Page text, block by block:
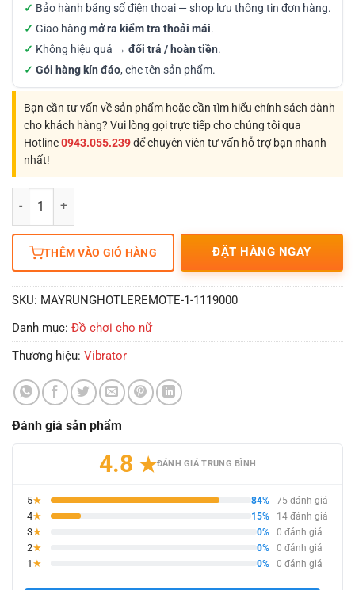
✓ Bảo hành bằng số điện thoại — shop lưu thông tin đơn hàng.
✓ Giao hàng mở ra kiểm tra thoải mái.
✓ Không hiệu quả → đổi trả / hoàn tiền.
✓ Gói hàng kín đáo, che tên sản phẩm.
Bạn cần tư vấn về sản phẩm hoặc cần tìm hiểu chính sách dành
cho khách hàng? Vui lòng gọi trực tiếp cho chúng tôi qua
Hotline0943.055.239để chuyên viên tư vấn hỗ trợ bạn nhanh
nhất!
THÊM VÀO GIỎ HÀNG ĐẶT HÀNG NGAY
SKU: MAYRUNGHOTLEREMOTE-1-1119000
Danh mục: Đồ chơi cho nữ
Thương hiệu: Vibrator
Đánh giá sản phẩm
4.8 ★ĐÁNH GIÁ TRUNG BÌNH
5★ 84% | 75 đánh giá
4★ 15% | 14 đánh giá
3★ 0% | 0 đánh giá
2★ 0% | 0 đánh giá
1 ★ 0% | 0 đánh giá